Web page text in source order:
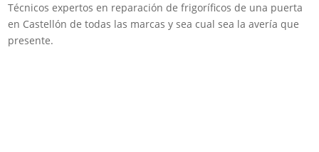
Técnicos expertos en reparación de frigoríficos de una puerta
en Castellón de todas las marcas y sea cual sea la avería que
presente.